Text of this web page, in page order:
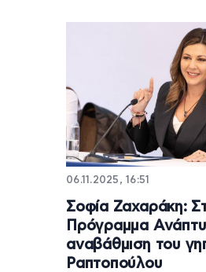
06.11.2025, 16:51
Σοφία Ζαχαράκη:
Πρόγραμμα
αναβάθμιση του
Ραπτοπούλου